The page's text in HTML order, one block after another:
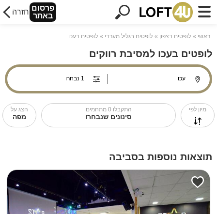
פרסום
באתר חזרה
ראשי לופטים בצפון לופטים בגליל מערבי לופטים בעכו
לופטים בעכו למסיבת רווקים
מיון לפי התקבלו 0 מתחמים
סינונים שנבחרו
הצג על
מפה
תוצאות נוספות בסביבה